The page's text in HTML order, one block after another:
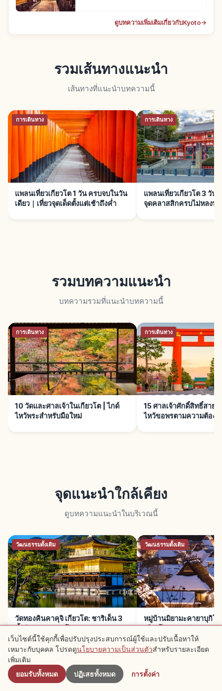
ดูบทความเพิ่มเติมเกี่ยวกับKyoto→
รวมเส้นทางแนะนำ
เส้นทางที่แนะนำบทความนี้
การเดินทาง
แพลนเที่ยวเกียวโต 1 วัน ครบจบในวัน
เดียว｜เที่ยวจุดเด็ดตั้งแต่เช้าถึงค่ำ
การเดินทาง
แพลนเที่ยวเกียวโต 3 วัน
จุดคลาสสิกครบไม่หลงท
รวมบทความแนะนำ
บทความรวมที่แนะนำบทความนี้
การเดินทาง
10 วัดและศาลเจ้าในเกียวโต | ไกด์
ไหว้พระสำหรับมือใหม่
การเดินทาง
15 ศาลเจ้าศักดิ์สิทธิ์สายมู
ไหว้ขอพรตามความต้องก
จุดแนะนำใกล้เคียง
ดูบทความแนะนำในบริเวณนี้
วัฒนธรรมดั้งเดิม
วัดทองคินคาคุจิ เกียวโต: ชาริเด็น 3
ชั้นปิดทอง มรดกโลก
วัฒนธรรมดั้งเดิม
หมู่บ้านมิยามะคายาบุกิโ
เกียวโต: 39 หลังคามุงหญ้
ใกล้เคียง
เว็บไซต์นี้ใช้คุกกี้เพื่อปรับปรุงประสบการณ์ผู้ใช้และปรับเนื้อหาให้
เหมาะกับบุคคล โปรดดูนโยบายความเป็นส่วนตัวสำหรับรายละเอียด
เพิ่มเติม
ยอมรับทั้งหมด
ปฏิเสธทั้งหมด การตั้งค่า